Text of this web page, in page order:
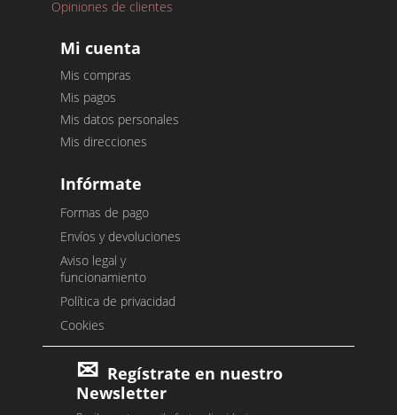
Opiniones de clientes
Mi cuenta
Mis compras
Mis pagos
Mis datos personales
Mis direcciones
Infórmate
Formas de pago
Envíos y devoluciones
Aviso legal y
funcionamiento
Política de privacidad
Cookies
Regístrate en nuestro
Newsletter